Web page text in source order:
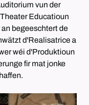
vun der
Educatioun
begeeschtert de
d'Realisatrice a
wéi d'Produktioun
fir mat jonke